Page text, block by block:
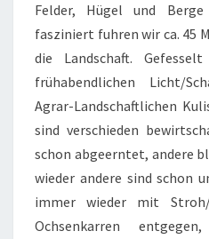
Felder, Hügel und
fasziniert fuhren wir ca. 45
die Landschaft.
frühabendlichen Licht/
Agrar-Landschaftlichen
sind verschieden
schon abgeerntet, andere
wieder andere sind schon
immer wieder mit
Ochsenkarren